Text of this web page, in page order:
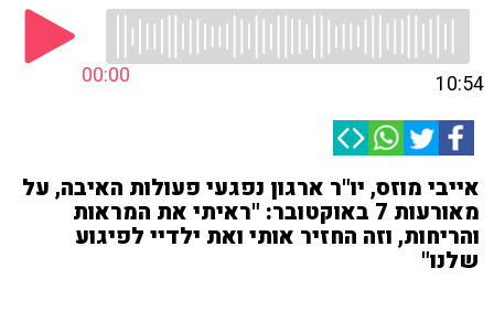
00:00 10:54
אייבי מוזס, יו"ר ארגון נפגעי פעולות האיבה, על
מאורעות 7 באוקטובר: "ראיתי את המראות
והריחות, וזה החזיר אותי ואת ילדיי לפיגוע
שלנו"